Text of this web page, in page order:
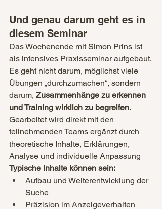
Und genau darum geht es in
diesem Seminar
Das Wochenende mit Simon Prins ist
als intensives Praxisseminar aufgebaut.
Es geht nicht darum, möglichst viele
Übungen „durchzumachen“, sondern
darum, Zusammenhänge zu erkennen
und Training wirklich zu begreifen.
Gearbeitet wird direkt mit den
teilnehmenden Teams ergänzt durch
theoretische Inhalte, Erklärungen,
Analyse und individuelle Anpassung
Typische Inhalte können sein:
Aufbau und Weiterentwicklung der
Suche
Präzision im Anzeigeverhalten